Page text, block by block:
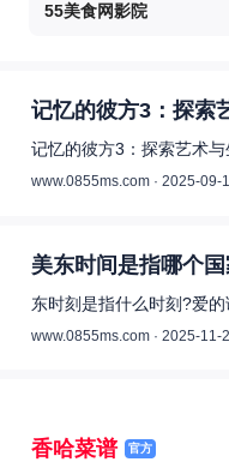
55美食网影院
记忆的彼方3：探索
记忆的彼方3：探索艺术
www.0855ms.com · 2025-09-
美东时间是指哪个
东时刻是指什么时刻?爱
www.0855ms.com · 2025-11-
香哈菜谱 官方